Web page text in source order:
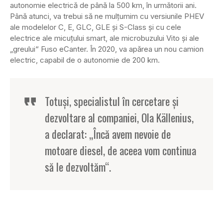
autonomie electrică de până la 500 km, în următorii ani.
Până atunci, va trebui să ne mulțumim cu versiunile PHEV
ale modelelor C, E, GLC, GLE și S-Class și cu cele
electrice ale micuțului smart, ale microbuzului Vito și ale
„greului“ Fuso eCanter. În 2020, va apărea un nou camion
electric, capabil de o autonomie de 200 km.
Totuși, specialistul în cercetare și
dezvoltare al companiei, Ola Källenius,
a declarat: „Încă avem nevoie de
motoare diesel, de aceea vom continua
să le dezvoltăm“.